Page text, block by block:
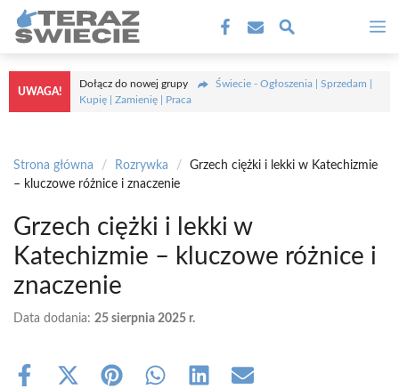
Przejdź
treści
UWAGA!
Dołącz do nowej grupy
Świecie - Ogłoszenia | Sprzedam |
Kupię | Zamienię | Praca
Strona główna / Rozrywka /
Grzech ciężki i lekki w Katechizmie
– kluczowe różnice i znaczenie
Grzech ciężki i lekki w
Katechizmie – kluczowe różnice i
znaczenie
Data dodania: 25 sierpnia 2025 r.
Share
Share Share Share Share Share